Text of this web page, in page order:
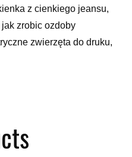
z cienkiego jeansu,
zrobic ozdoby
zwierzęta do druku,